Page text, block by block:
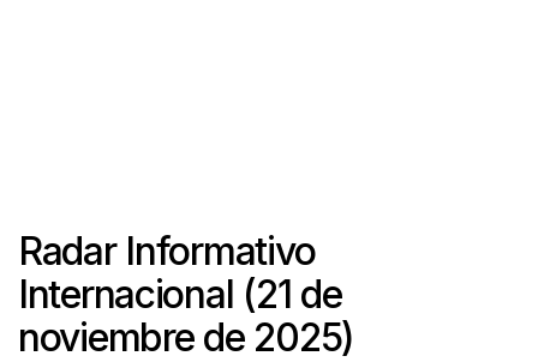
Radar Informativo
Internacional (21 de
noviembre de 2025)